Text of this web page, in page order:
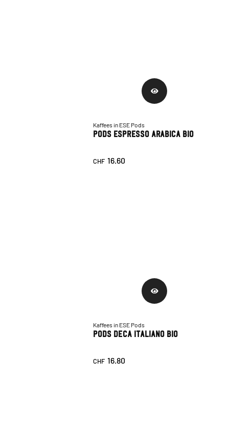
Kaffees in ESE Pods
Pods Espresso Arabica Bio
CHF 16.60
Kaffees in ESE Pods
Pods Deca Italiano Bio
CHF 16.80